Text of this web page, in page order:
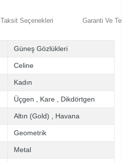
Taksit Seçenekleri Garanti Ve
Güneş Gözlükleri
Celine
Kadın
Üçgen Kare Dikdörtgen
Altın (Gold) Havana
Geometrik
Metal